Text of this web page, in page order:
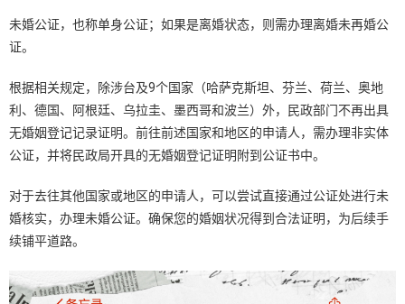
未婚公证，也称单身公证；如果是离婚状态，则需办理离婚未再婚公
证。
根据相关规定，除涉台及9个国家（哈萨克斯坦、芬兰、荷兰、奥地
利、德国、阿根廷、乌拉圭、墨西哥和波兰）外，民政部门不再出具
无婚姻登记记录证明。前往前述国家和地区的申请人，需办理非实体
公证，并将民政局开具的无婚姻登记证明附到公证书中。
对于去往其他国家或地区的申请人，可以尝试直接通过公证处进行未
婚核实，办理未婚公证。确保您的婚姻状况得到合法证明，为后续手
续铺平道路。